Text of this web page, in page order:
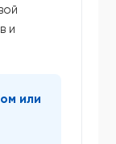
и
или